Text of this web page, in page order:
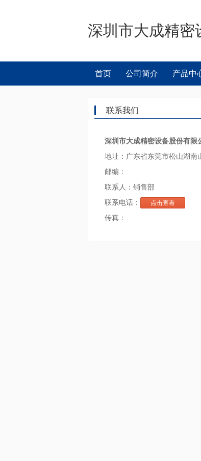
深圳市大成精密
首页 公司简介 产品中
联系我们
深圳市大成精密设备股份有限
地址：广东省东莞市松山湖南
邮编：
联系人：销售部
联系电话：
点击查看
传真：